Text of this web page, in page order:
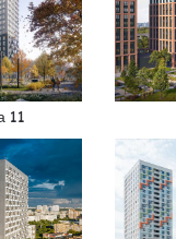
11